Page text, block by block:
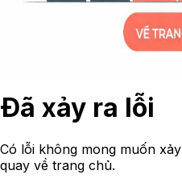
Đã xảy ra lỗi
Có lỗi không mong muốn
quay về trang chủ.